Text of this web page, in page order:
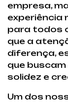
empresa,
experiência
para todos
que a
diferença,
que
solidez e
Um dos